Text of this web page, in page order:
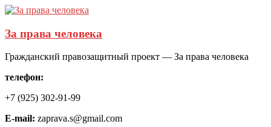
За права человека
Гражданский правозащитный проект — За права человека
телефон:
+7 (925) 302-91-99
E-mail: zaprava.s@gmail.com